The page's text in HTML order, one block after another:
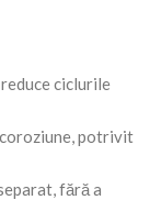
ciclurile
potrivit
fără a